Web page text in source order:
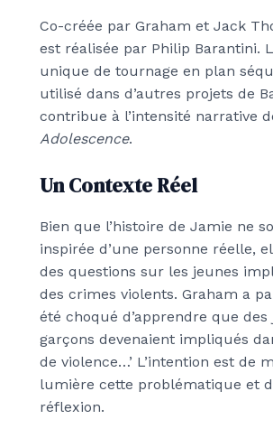
Co-créée par Graham et Jack
est réalisée par Philip Barantini.
unique de tournage en plan
utilisé dans d’autres projets de
contribue à l’intensité narrative
Adolescence.
Un Contexte Réel
Bien que l’histoire de Jamie ne
inspirée d’une personne réelle,
des questions sur les jeunes
des crimes violents. Graham a
été choqué d’apprendre que des
garçons devenaient impliqués
de violence…’ L’intention est de
lumière cette problématique et
réflexion.